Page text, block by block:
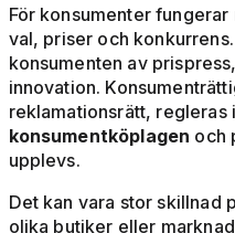
För konsumenter
val, priser och
konsumenten av
innovation.
reklamationsrätt, regleras
konsumentköplagen och
upplevs.
Det kan vara stor skillnad
olika butiker eller